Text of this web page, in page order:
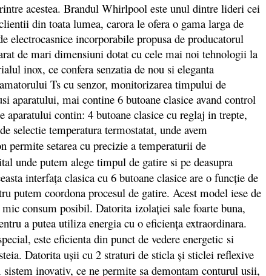
acestea. Brandul Whirlpool este unul dintre lideri cei
din toata lumea, carora le ofera o gama larga de
electrocasnice incorporabile propusa de producatorul
de mari dimensiuni dotat cu cele mai noi tehnologii la
inox, ce confera senzatia de nou si eleganta
Ts cu senzor, monitorizarea timpului de
aparatului, mai contine 6 butoane clasice avand control
aparatului contin: 4 butoane clasice cu reglaj in trepte,
selectie temperatura termostatat, unde avem
permite setarea cu precizie a temperaturii de
unde putem alege timpul de gatire si pe deasupra
interfaţa clasica cu 6 butoane clasice are o funcţie de
putem coordona procesul de gatire. Acest model iese de
consum posibil. Datorita izolaţiei sale foarte buna,
a putea utiliza energia cu o eficienţa extraordinara.
este eficienta din punct de vedere energetic si
Datorita uşii cu 2 straturi de sticla şi sticlei reflexive
sistem inovativ, ce ne permite sa demontam conturul usii,